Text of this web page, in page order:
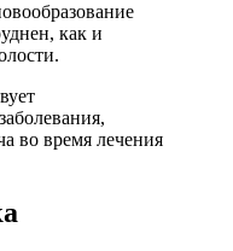
как и
во время лечения